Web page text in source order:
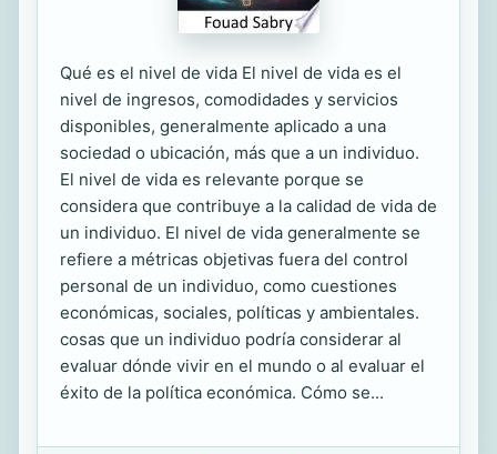
Qué es el nivel de vida El nivel de vida es el
nivel de ingresos, comodidades y servicios
disponibles, generalmente aplicado a una
sociedad o ubicación, más que a un individuo.
El nivel de vida es relevante porque se
considera que contribuye a la calidad de vida de
un individuo. El nivel de vida generalmente se
refiere a métricas objetivas fuera del control
personal de un individuo, como cuestiones
económicas, sociales, políticas y ambientales.
cosas que un individuo podría considerar al
evaluar dónde vivir en el mundo o al evaluar el
éxito de la política económica. Cómo se...